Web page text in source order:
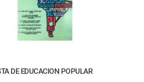
DE EDUCACION POPULAR